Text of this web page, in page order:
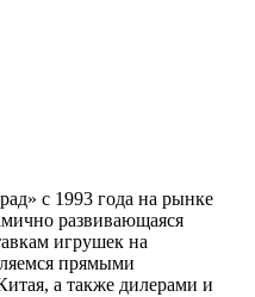
с 1993 года на рынке
развивающаяся
игрушек на
прямыми
а также дилерами и